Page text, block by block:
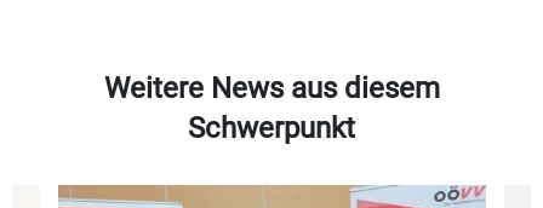
Weitere News aus diesem
Schwerpunkt